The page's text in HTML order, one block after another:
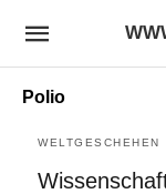
Polio
WELTGESCHEHEN